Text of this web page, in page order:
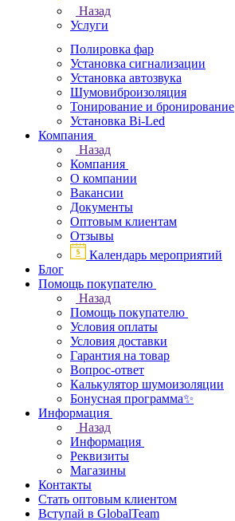
Назад
Услуги
Полировка фар
Установка сигнализации
Установка автозвука
Шумовиброизоляция
Тонирование и бронирование
Установка Bi-Led
Компания
Назад
Компания
О компании
Вакансии
Документы
Оптовым клиентам
Отзывы
Календарь мероприятий
Блог
Помощь покупателю
Назад
Помощь покупателю
Условия оплаты
Условия доставки
Гарантия на товар
Вопрос-ответ
Калькулятор шумоизоляции
Бонусная программа✨
Информация
Назад
Информация
Реквизиты
Магазины
Контакты
Стать оптовым клиентом
Вступай в GlobalTeam